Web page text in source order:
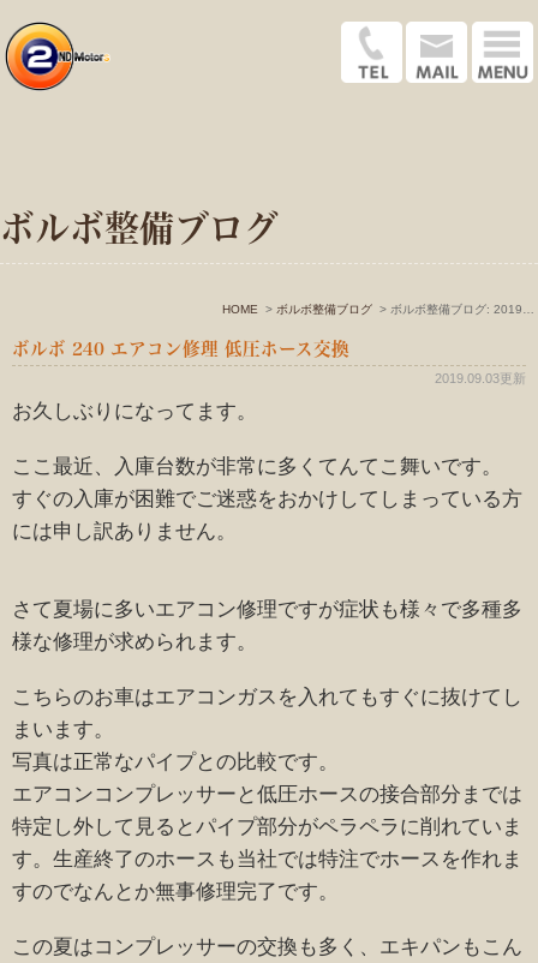
ボルボ整備ブログ
HOME ボルボ整備ブログ
ボルボ 240 エアコン修理 低圧ホース交換
2019.09.03更新
お久しぶりになってます。
ここ最近、入庫台数が非常に多くてんてこ舞いです。
すぐの入庫が困難でご迷惑をおかけしてしまっている方
には申し訳ありません。
さて夏場に多いエアコン修理ですが症状も様々で多種多
様な修理が求められます。
こちらのお車はエアコンガスを入れてもすぐに抜けてし
まいます。
写真は正常なパイプとの比較です。
エアコンコンプレッサーと低圧ホースの接合部分までは
特定し外して見るとパイプ部分がペラペラに削れていま
す。生産終了のホースも当社では特注でホースを作れま
すのでなんとか無事修理完了です。
この夏はコンプレッサーの交換も多く、エキパンもこん